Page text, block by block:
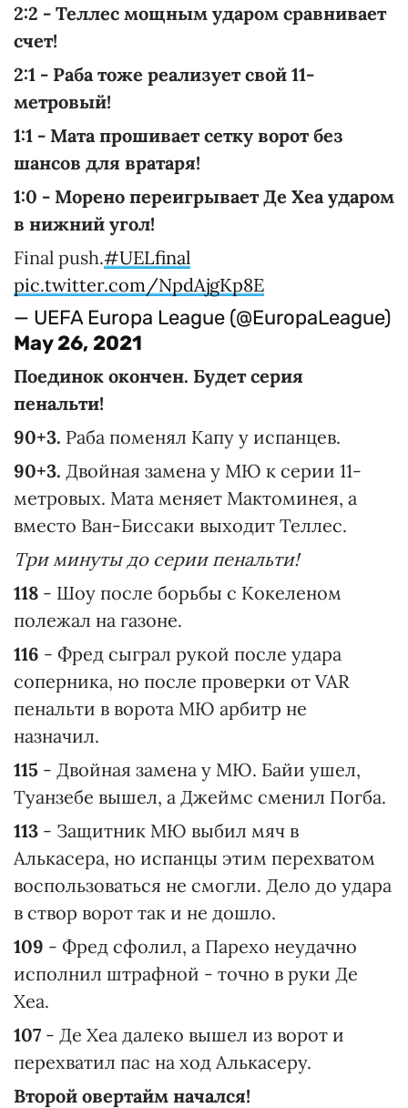
2:2 - Теллес мощным ударом сравнивает
счет!
2:1 - Раба тоже реализует свой 11-
метровый!
1:1 - Мата прошивает сетку ворот без
шансов для вратаря!
1:0 - Морено переигрывает Де Хеа ударом
в нижний угол!
Final push.#UELfinal
pic.twitter.com/NpdAjgKp8E
— UEFA Europa League (@EuropaLeague)
May 26, 2021
Поединок окончен. Будет серия
пенальти!
90+3. Раба поменял Капу у испанцев.
90+3. Двойная замена у МЮ к серии 11-
метровых. Мата меняет Мактоминея, а
вместо Ван-Биссаки выходит Теллес.
Три минуты до серии пенальти!
118 - Шоу после борьбы с Кокеленом
полежал на газоне.
116 - Фред сыграл рукой после удара
соперника, но после проверки от VAR
пенальти в ворота МЮ арбитр не
назначил.
115 - Двойная замена у МЮ. Байи ушел,
Туанзебе вышел, а Джеймс сменил Погба.
113 - Защитник МЮ выбил мяч в
Алькасера, но испанцы этим перехватом
воспользоваться не смогли. Дело до удара
в створ ворот так и не дошло.
109 - Фред сфолил, а Парехо неудачно
исполнил штрафной - точно в руки Де
Хеа.
107 - Де Хеа далеко вышел из ворот и
перехватил пас на ход Алькасеру.
Второй овертайм начался!